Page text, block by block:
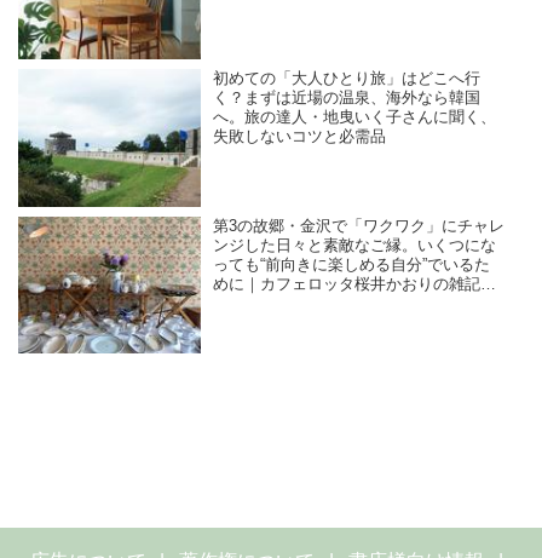
初めての「大人ひとり旅」はどこへ行
く？まずは近場の温泉、海外なら韓国
へ。旅の達人・地曳いく子さんに聞く、
失敗しないコツと必需品
第3の故郷・金沢で「ワクワク」にチャレ
ンジした日々と素敵なご縁。いくつにな
っても“前向きに楽しめる自分”でいるた
めに｜カフェロッタ桜井かおりの雑記